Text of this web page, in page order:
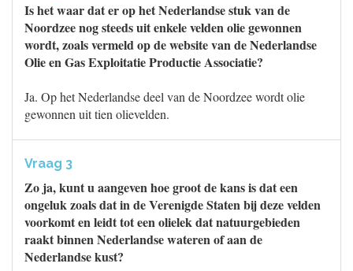
Is het waar dat er op het Nederlandse stuk van de
Noordzee nog steeds uit enkele velden olie gewonnen
wordt, zoals vermeld op de website van de Nederlandse
Olie en Gas Exploitatie Productie Associatie?
Ja. Op het Nederlandse deel van de Noordzee wordt olie
gewonnen uit tien olievelden.
Vraag 3
Zo ja, kunt u aangeven hoe groot de kans is dat een
ongeluk zoals dat in de Verenigde Staten bij deze velden
voorkomt en leidt tot een olielek dat natuurgebieden
raakt binnen Nederlandse wateren of aan de
Nederlandse kust?